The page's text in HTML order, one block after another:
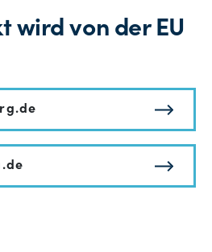
wird von der EU